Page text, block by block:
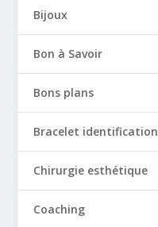
Bijoux
Bon à Savoir
Bons plans
Bracelet identification
Chirurgie esthétique
Coaching